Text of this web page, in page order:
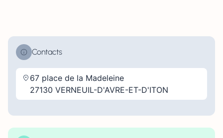
Contacts
67 place de la Madeleine
27130 VERNEUIL-D'AVRE-ET-D'ITON